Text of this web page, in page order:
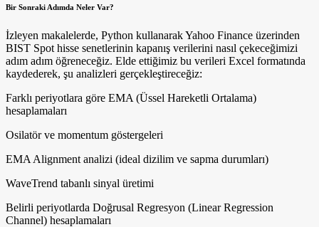
Bir Sonraki Adımda Neler Var?
İzleyen makalelerde, Python kullanarak Yahoo Finance üzerinden
BIST Spot hisse senetlerinin kapanış verilerini nasıl çekeceğimizi
adım adım öğreneceğiz. Elde ettiğimiz bu verileri Excel formatında
kaydederek, şu analizleri gerçekleştireceğiz:
Farklı periyotlara göre EMA (Üssel Hareketli Ortalama)
hesaplamaları
Osilatör ve momentum göstergeleri
EMA Alignment analizi (ideal dizilim ve sapma durumları)
WaveTrend tabanlı sinyal üretimi
Belirli periyotlarda Doğrusal Regresyon (Linear Regression
Channel) hesaplamaları